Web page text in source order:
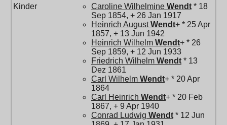
Kinder
Caroline Wilhelmine Wendt * 18
Sep 1854, + 26 Jan 1917
Heinrich August Wendt+ * 25 Apr
1857, + 13 Jun 1942
Heinrich Wilhelm Wendt+ * 26
Sep 1859, + 12 Jun 1933
Friedrich Wilhelm Wendt * 13
Dez 1861
Carl Wilhelm Wendt+ * 20 Apr
1864
Carl Heinrich Wendt+ * 20 Feb
1867, + 9 Apr 1940
Conrad Ludwig Wendt * 12 Jun